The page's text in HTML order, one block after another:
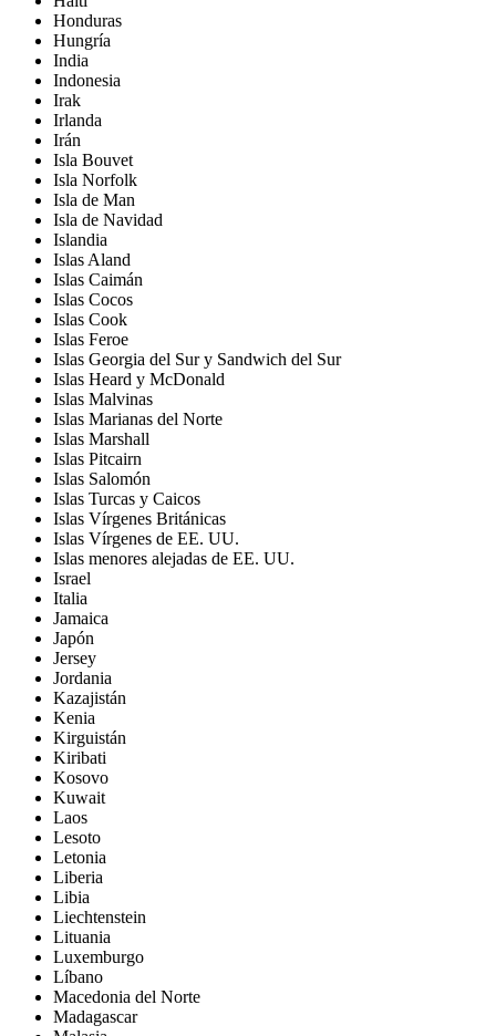
Honduras
Hungría
India
Indonesia
Irak
Irlanda
Irán
Isla Bouvet
Isla Norfolk
Isla de Man
Isla de Navidad
Islandia
Islas Aland
Islas Caimán
Islas Cocos
Islas Cook
Islas Feroe
Islas Georgia del Sur y Sandwich del Sur
Islas Heard y McDonald
Islas Malvinas
Islas Marianas del Norte
Islas Marshall
Islas Pitcairn
Islas Salomón
Islas Turcas y Caicos
Islas Vírgenes Británicas
Islas Vírgenes de EE. UU.
Islas menores alejadas de EE. UU.
Israel
Italia
Jamaica
Japón
Jersey
Jordania
Kazajistán
Kenia
Kirguistán
Kiribati
Kosovo
Kuwait
Laos
Lesoto
Letonia
Liberia
Libia
Liechtenstein
Lituania
Luxemburgo
Líbano
Macedonia del Norte
Madagascar